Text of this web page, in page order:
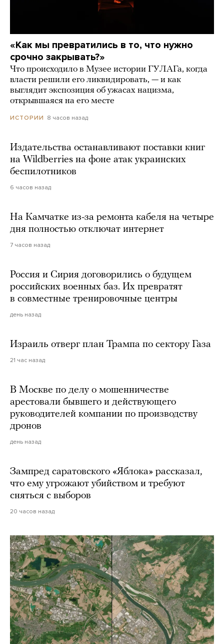
«Как мы превратились в то, что нужно
срочно закрывать?»
Что происходило в Музее истории ГУЛАГа, когда
власти решили его ликвидировать, — и как
выглядит экспозиция об ужасах нацизма,
открывшаяся на его месте
ИСТОРИИ 8 часов назад
Издательства останавливают поставки книг
на Wildberries на фоне атак украинских
беспилотников
6 часов назад
На Камчатке из-за ремонта кабеля на четыре
дня полностью отключат интернет
7 часов назад
Россия и Сирия договорились о будущем
российских военных баз. Их превратят
в совместные тренировочные центры
день назад
Израиль отверг план Трампа по сектору Газа
21 час назад
В Москве по делу о мошенничестве
арестовали бывшего и действующего
руководителей компании по производству
дронов
день назад
Зампред саратовского «Яблока» рассказал,
что ему угрожают убийством и требуют
сняться с выборов
20 часов назад